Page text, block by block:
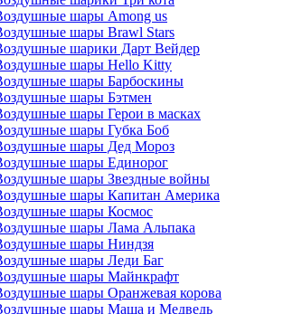
шары Among us
шары Brawl Stars
шарики Дарт Вейдер
шары Hello Kitty
шары Барбоскины
шары Бэтмен
шары Герои в масках
шары Губка Боб
шары Дед Мороз
шары Единорог
шары Звездные войны
шары Капитан Америка
шары Космос
шары Лама Альпака
шары Ниндзя
шары Леди Баг
шары Майнкрафт
шары Оранжевая корова
шары Маша и Медведь